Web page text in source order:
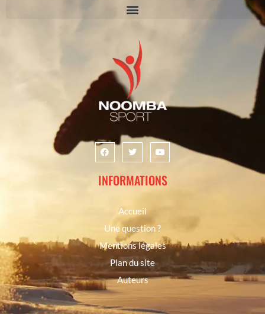
INFORMATIONS
Accueil
Une question ?
Mentions légales
Plan du site
Auteurs